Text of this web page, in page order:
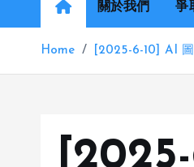
t
關於我們 爭
Home [2025-6-10] AI